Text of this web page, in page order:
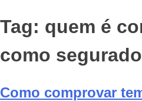
Tag: quem é
como
Como comprovar